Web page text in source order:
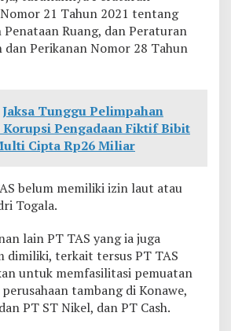
21 Tahun 2021 tentang
Ruang, dan Peraturan
Perikanan Nomor 28 Tahun
Jaksa Tunggu Pelimpahan
Korupsi Pengadaan Fiktif Bibit
Cipta Rp26 Miliar
belum memiliki izin laut atau
Togala.
lain PT TAS yang ia juga
dimiliki, terkait tersus PT TAS
untuk memfasilitasi pemuatan
tambang di Konawe,
PT ST Nikel, dan PT Cash.